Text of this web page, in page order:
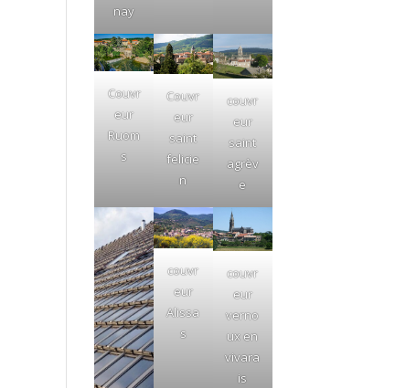
nay
Couvr
eur
Ruom
s
Couvr
eur
saint
felicie
n
couvr
eur
saint
agrèv
e
couvr
eur
Alissa
s
couvr
eur
verno
ux en
vivara
is